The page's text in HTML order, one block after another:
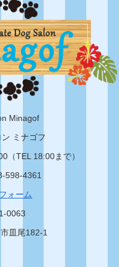
Minagof
ン ミナゴフ
（TEL 18:00まで）
598-4361
ォーム
0063
皿尾182-1